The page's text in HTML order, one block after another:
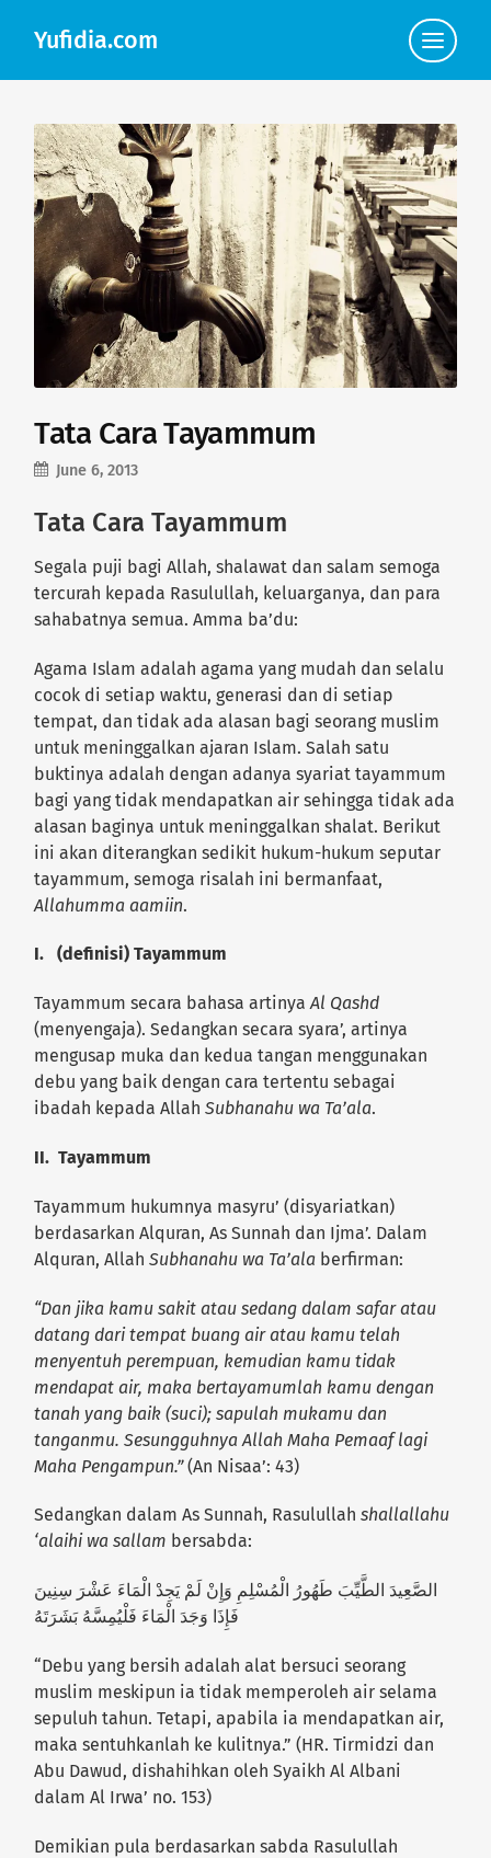
Yufidia.com
Click
to
view
Tata Cara Tayammum
June 6, 2013
Tata Cara Tayammum
Segala puji bagi Allah, shalawat dan salam semoga
tercurah kepada Rasulullah, keluarganya, dan para
sahabatnya semua. Amma ba’du:
Agama Islam adalah agama yang mudah dan selalu
cocok di setiap waktu, generasi dan di setiap
tempat, dan tidak ada alasan bagi seorang muslim
untuk meninggalkan ajaran Islam. Salah satu
buktinya adalah dengan adanya syariat tayammum
bagi yang tidak mendapatkan air sehingga tidak ada
alasan baginya untuk meninggalkan shalat. Berikut
ini akan diterangkan sedikit hukum-hukum seputar
tayammum, semoga risalah ini bermanfaat,
Allahumma aamiin.
I. (definisi) Tayammum
Tayammum secara bahasa artinyaAl Qashd
(menyengaja). Sedangkan secara syara’, artinya
mengusap muka dan kedua tangan menggunakan
debu yang baik dengan cara tertentu sebagai
ibadah kepada AllahSubhanahu wa Ta’ala.
II. Tayammum
Tayammum hukumnya masyru’ (disyariatkan)
berdasarkan Alquran, As Sunnah dan Ijma’. Dalam
Alquran, AllahSubhanahu wa Ta’ala berfirman:
“Dan jika kamu sakit atau sedang dalam safar atau
datang dari tempat buang air atau kamu telah
menyentuh perempuan, kemudian kamu tidak
mendapat air, maka bertayamumlah kamu dengan
tanah yang baik (suci); sapulah mukamu dan
tanganmu. Sesungguhnya Allah Maha Pemaaf lagi
Maha Pengampun.”(An Nisaa’: 43)
Sedangkan dalam As Sunnah, Rasulullahshallallahu
‘alaihi wa sallam bersabda:
الصَّعِيدَ الطَّيِّبَ طَهُورُ الْمُسْلِمِ وَإِنْ لَمْ يَجِدْ الْمَاءَ عَشْرَ سِنِينَ
فَإِذَا وَجَدَ الْمَاءَ فَلْيُمِسَّهُ بَشَرَتَهُ
“Debu yang bersih adalah alat bersuci seorang
muslim meskipun ia tidak memperoleh air selama
sepuluh tahun. Tetapi, apabila ia mendapatkan air,
maka sentuhkanlah ke kulitnya.” (HR. Tirmidzi dan
Abu Dawud, dishahihkan oleh Syaikh Al Albani
dalam Al Irwa’ no. 153)
Demikian pula berdasarkan sabda Rasulullah